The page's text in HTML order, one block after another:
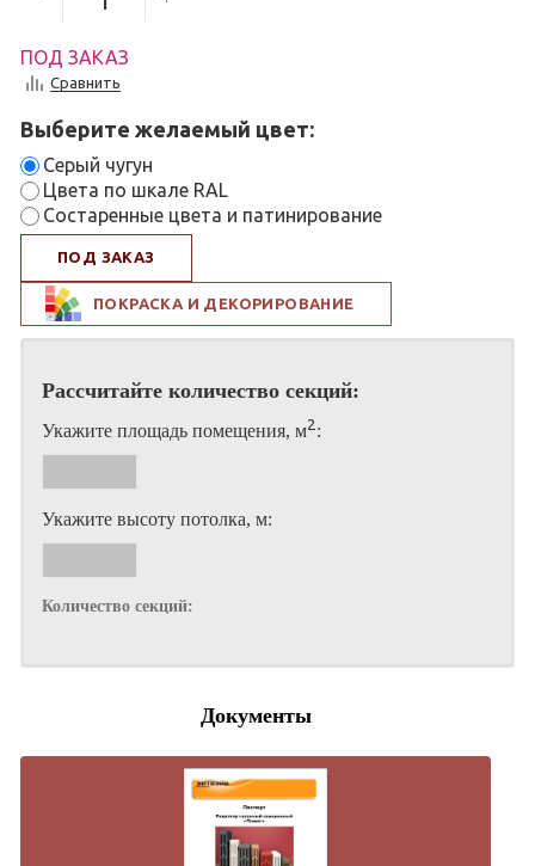
ПОД ЗАКАЗ
Сравнить
Выберите желаемый цвет:
Серый чугун
Цвета по шкале RAL
Состаренные цвета и патинирование
ПОД ЗАКАЗ
ПОКРАСКА И ДЕКОРИРОВАНИЕ
Рассчитайте количество секций:
Укажите площадь помещения, м2 :
Укажите высоту потолка, м:
Количество секций:
Документы